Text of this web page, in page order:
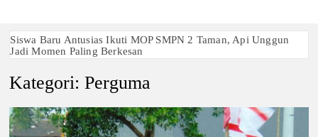
Siswa Baru Antusias Ikuti MOP SMPN 2 Taman, Api Unggun
Jadi Momen Paling Berkesan
Berjalan 2 Kilometer hingga Taklukkan Beragam Ujian, Inilah
Perjuangan Pramuka SMK Plus NU Sidoarjo
Ambalan SMAN 3 Sidoarjo Gelar Anjangsana dan Buka
Bersama 2026, Pererat Tali Persaudaraan
Kategori:Perguma